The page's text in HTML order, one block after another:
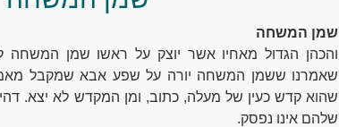
שמן המשחה
והכהן הגדול מאחיו אשר יוצק על ראשו שמן המשחה
שאמרנו ששמן המשחה יורה על שפע אבא שמקבל
שהוא קדש כעין של מעלה, כתוב, ומן המקדש לא יצא.
שלהם אינו נפסק.